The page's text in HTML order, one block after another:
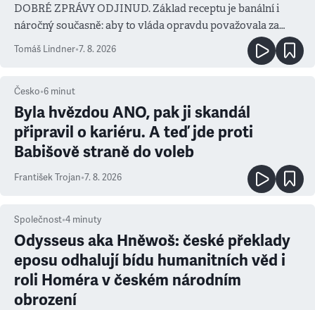
DOBRÉ ZPRÁVY ODJINUD. Základ receptu je banální i
náročný současně: aby to vláda opravdu považovala za
Tomáš Lindner•7. 8. 2026
Česko•6 minut
Byla hvězdou ANO, pak ji skandál
připravil o kariéru. A teď jde proti
Babišově straně do voleb
František Trojan•7. 8. 2026
Společnost•4 minuty
Odysseus aka Hněwoš: české překlady
eposu odhalují bídu humanitních věd i
roli Homéra v českém národním
obrození